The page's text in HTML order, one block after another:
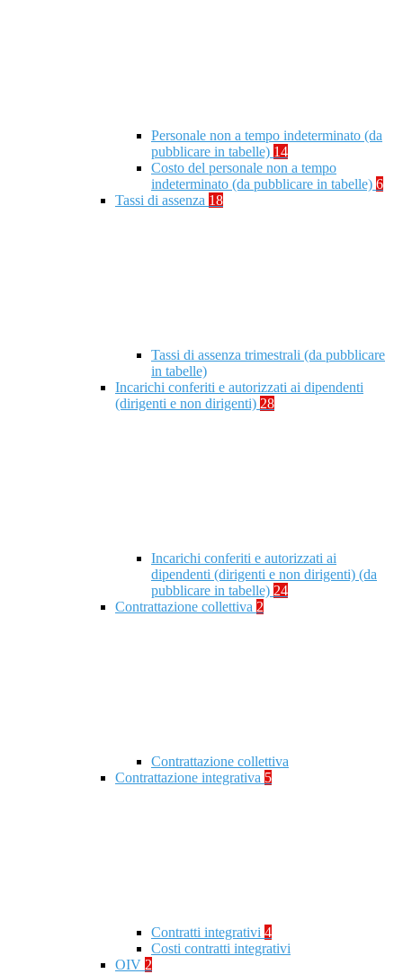
Personale non a tempo indeterminato (da
pubblicare in tabelle) 14
Costo del personale non a tempo
indeterminato (da pubblicare in tabelle) 6
Tassi di assenza 18
Tassi di assenza trimestrali (da pubblicare
in tabelle)
Incarichi conferiti e autorizzati ai dipendenti
(dirigenti e non dirigenti) 28
Incarichi conferiti e autorizzati ai
dipendenti (dirigenti e non dirigenti) (da
pubblicare in tabelle) 24
Contrattazione collettiva 2
Contrattazione collettiva
Contrattazione integrativa 5
Contratti integrativi 4
Costi contratti integrativi
OIV 2